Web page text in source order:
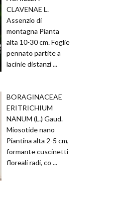
CLAVENAE L.
Assenzio di
montagna Pianta
alta 10-30 cm. Foglie
pennato partite a
lacinie distanzi ...
BORAGINACEAE
ERITRICHIUM
NANUM (L.) Gaud.
Miosotide nano
Piantina alta 2-5 cm,
formante cuscinetti
floreali radi, co ...